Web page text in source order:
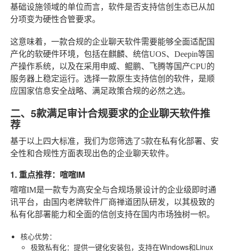
基础设施领域的单位而言，软件是否支持信创生态已从加
分项变为硬性合管要求。
这意味着，一款合规的企业聊天软件需要能够全面适配国
产化的软硬件环境，包括在麒麟、统信UOS、Deepin等国
产操作系统，以及在采用申威、鲲鹏、飞腾等国产CPU的
服务器上稳定运行。选择一款原生支持信创的软件，是顺
应国家信息安全战略、满足政策合规的必然之选。
二、5款满足审计合规要求的企业聊天软件推
荐
基于以上四大标准，我们为您筛选了5款在私有化部署、安
全性和合规性方面表现出色的企业聊天软件。
1. 重点推荐：喧喧IM
喧喧IM是一款专为高安全与合规场景设计的企业级即时通
讯平台，由国内老牌软件厂商禅道团队研发，以其极致的
私有化部署能力和全面的信创支持在国内市场独树一帜。
核心优势：
极致私有化：提供一键化安装包，支持在Windows和Linux